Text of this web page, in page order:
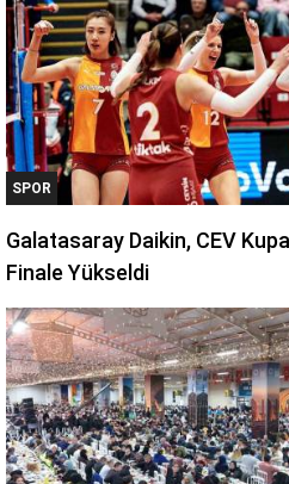
SPOR
Galatasaray Daikin, CEV
Finale Yükseldi